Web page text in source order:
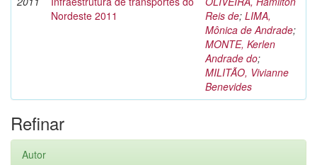
Nordeste 2011
Reis de; LIMA,
Mônica de Andrade;
MONTE, Kerlen
Andrade do;
MILITÃO, Vivianne
Benevides
Refinar
Autor